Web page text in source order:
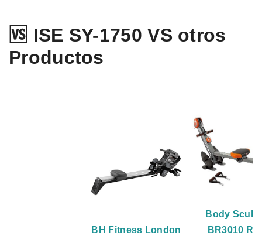
🆚 ISE SY-1750 VS otros
Productos
BH Fitness London
Body
BR3010